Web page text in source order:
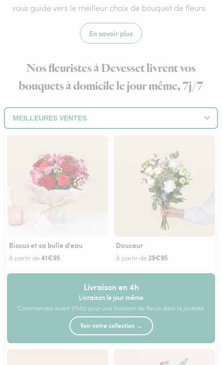
vous guide vers le meilleur choix de bouquet de fleurs.
En savoir plus
Nos fleuristes à Devesset livrent vos
bouquets à domicile le jour même, 7j/7
Bisous et sa bulle d'eau
À partir de41€95
Douceur
À partir de 29€95
Livraison en 4h
Livraison le jour même
Commandez avant 17h00 pour une livraison de fleurs dans la journée
Voir notre collection →